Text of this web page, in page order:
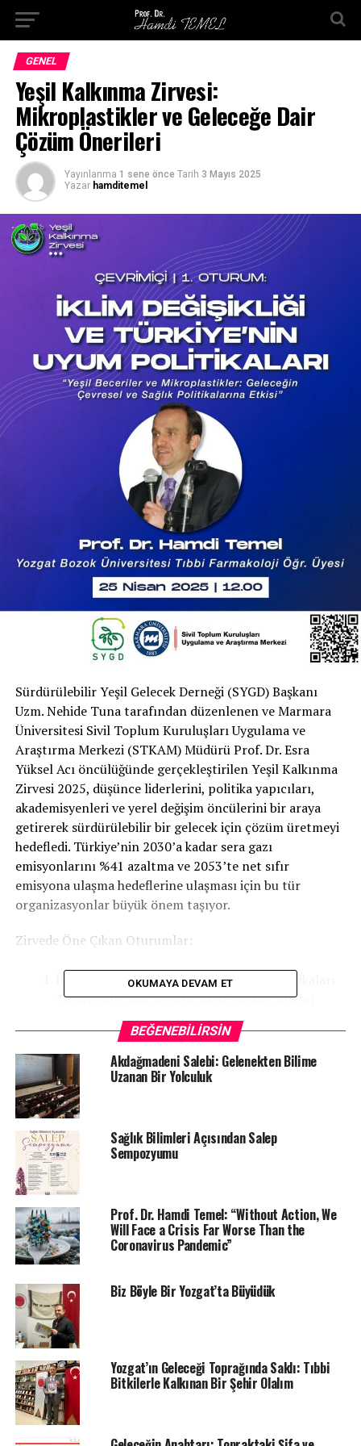
GENEL
Yeşil Kalkınma Zirvesi:
Mikroplastikler ve Geleceğe Dair
Çözüm Önerileri
Yayınlanma 1 sene önce Tarih 3 Mayıs 2025
Yazar hamditemel
Sürdürülebilir Yeşil Gelecek Derneği (SYGD) Başkanı
Uzm. Nehide Tuna tarafından düzenlenen ve Marmara
Üniversitesi Sivil Toplum Kuruluşları Uygulama ve
Araştırma Merkezi (STKAM) Müdürü Prof. Dr. Esra
Yüksel Acı öncülüğünde gerçekleştirilen Yeşil Kalkınma
Zirvesi 2025, düşünce liderlerini, politika yapıcıları,
akademisyenleri ve yerel değişim öncülerini bir araya
getirerek sürdürülebilir bir gelecek için çözüm üretmeyi
hedefledi. Türkiye’nin 2030’a kadar sera gazı
emisyonlarını %41 azaltma ve 2053’te net sıfır
emisyona ulaşma hedeflerine ulaşması için bu tür
organizasyonlar büyük önem taşıyor.
Zirvede Öne Çıkan Oturumlar:
İklim Değişikliği ve Türkiye’nin Uyum Politikaları
Türkiye’nin iklim krizine karşı dayanıklılığını
artıracak önlemler tartışıldı.
Enerji ve Döngüsel Ekonomi
Temiz enerji kaynaklarına geçiş, atıkların
kaynağında azaltımı ve çevreci üretim modelleri
ele alındı.
Yeşil ve Dijital Beceriler & Geleceğin Meslekleri
İklim dostu mesleklerin önemi, dijitalleşme ile
birlikte şekillenen iş dünyası ve eğitim
politikalarının dönüşümü konuşuldu.
Sürdürülebilir Finans
Yeşil yatırımların teşviki, finansal sistemin
çevreci girişimleri desteklemesi için
İklim Adaleti ve Gıda Güvenliği
Tarım, kırsal kalkınma, gıda güvenliği ve
toplumsal eşitsizlikler bağlamında iklim
değişikliğinin etkileri değerlendirildi.
Mikroplastikler: Sessiz, Sinsi ve İklimi Tehdit Eden
Tehlike
OKUMAYA DEVAM ET
BEĞENEBILIRSIN
Akdağmadeni Salebi: Gelenekten Bilime
Uzanan Bir Yolculuk
Sağlık Bilimleri Açısından Salep
Sempozyumu
Prof. Dr. Hamdi Temel: “Without Action, We
Will Face a Crisis Far Worse Than the
Coronavirus Pandemic”
Biz Böyle Bir Yozgat’ta Büyüdük
Yozgat’ın Geleceği Toprağında Saklı: Tıbbi
Bitkilerle Kalkınan Bir Şehir Olalım